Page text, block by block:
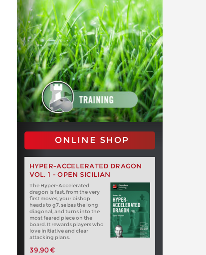
ONLINE SHOP
HYPER-ACCELERATED DRAGON
VOL. 1 - OPEN SICILIAN
The Hyper-Accelerated
dragon is fast, from the very
first moves, your bishop
heads to g7, seizes the long
diagonal, and turns into the
most feared piece on the
board. It rewards players who
love initiative and clear
attacking plans.
39,90 €